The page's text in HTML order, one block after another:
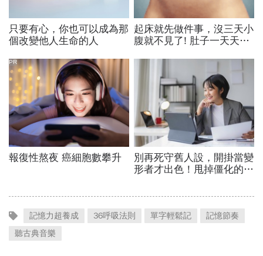
記憶力超養成 36呼吸法則 單字輕鬆記
記憶節奏
聽古典音樂